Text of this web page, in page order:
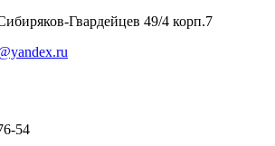
Гвардейцев 49/4 корп.7
54